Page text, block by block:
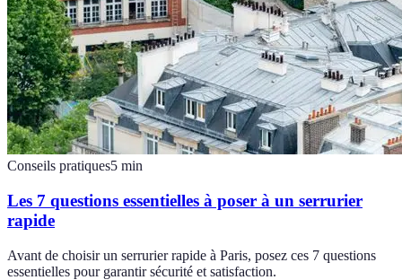
Conseils pratiques5 min
Les 7 questions essentielles à poser à un serrurier
rapide
Avant de choisir un serrurier rapide à Paris, posez ces 7 questions
essentielles pour garantir sécurité et satisfaction.